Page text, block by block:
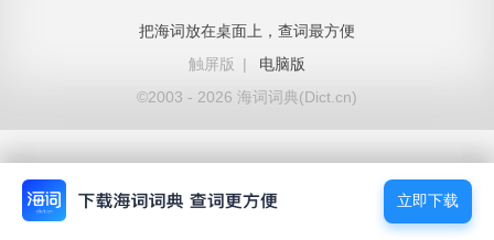
把海词放在桌面上，查词最方便
触屏版
|
电脑版
©2003 - 2026 海词词典(Dict.cn)
立即下载
立即下载